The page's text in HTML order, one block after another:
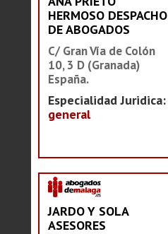
HERMOSO DESPACHO
DE ABOGADOS
C/ Gran Vía de Colón
10, 3 D (Granada)
España.
Especialidad Juridica:
general
JARDO Y SOLA
ASESORES